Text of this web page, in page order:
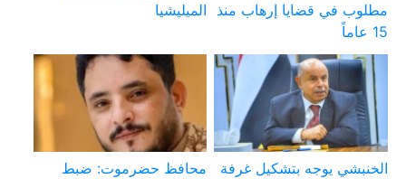
مطلوب في قضايا إرهاب منذ
15 عاماً
الميليشيا
الخنبشي يوجه بتشكيل غرفة محافظ حضرموت: ضبط